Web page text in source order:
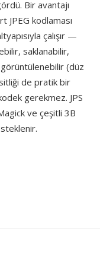
Bir avantajı
JPEG kodlaması
çalışır —
saklanabilir,
(düz
de pratik bir
gerekmez. JPS
ve çeşitli 3B